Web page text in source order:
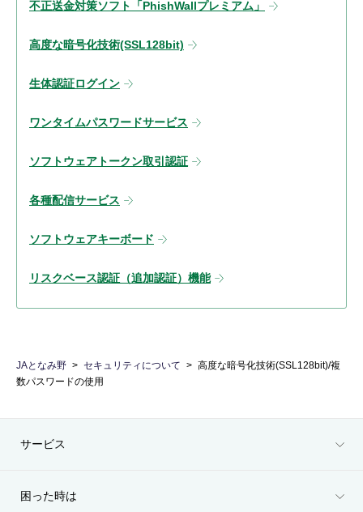
不正送金対策ソフト「PhishWallプレミアム」
高度な暗号化技術(SSL128bit)
生体認証ログイン
ワンタイムパスワードサービス
ソフトウェアトークン取引認証
各種配信サービス
ソフトウェアキーボード
リスクベース認証（追加認証）機能
JAとなみ野 セキュリティについて
高度な暗号化技術(SSL128bit)/複
数パスワードの使用
サービス
困った時は